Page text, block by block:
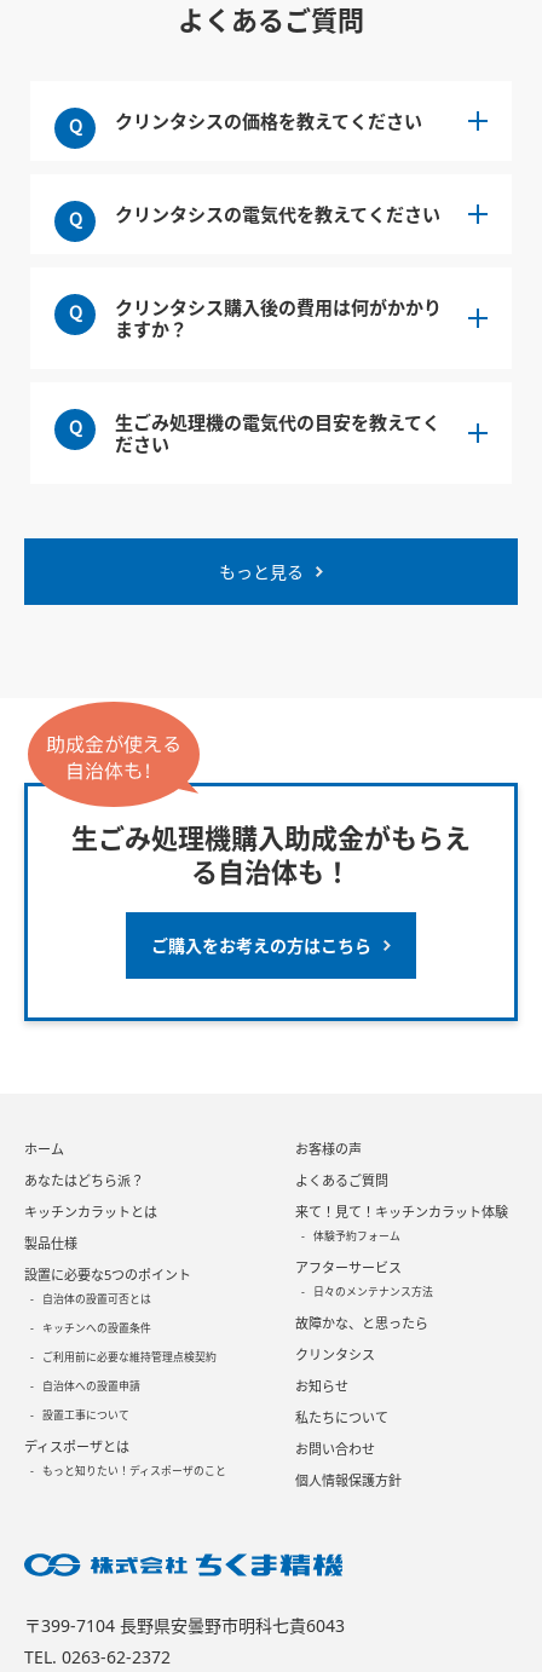
よくあるご質問
クリンタシスの価格を教えてください
クリンタシスの電気代を教えてください
クリンタシス購入後の費用は何がかかり
ますか？
生ごみ処理機の電気代の目安を教えてく
ださい
もっと見る
生ごみ処理機購入助成金がもらえ
る自治体も！
ご購入をお考えの方はこちら
ホーム
あなたはどちら派？
キッチンカラットとは
製品仕様
設置に必要な5つのポイント
自治体の設置可否とは
キッチンへの設置条件
ご利用前に必要な維持管理点検契約
自治体への設置申請
設置工事について
ディスポーザとは
もっと知りたい！ディスポーザのこと
お客様の声
よくあるご質問
来て！見て！キッチンカラット体験
体験予約フォーム
アフターサービス
日々のメンテナンス方法
故障かな、と思ったら
クリンタシス
お知らせ
私たちについて
お問い合わせ
個人情報保護方針
〒399-7104 長野県安曇野市明科七貴6043
TEL. 0263-62-2372